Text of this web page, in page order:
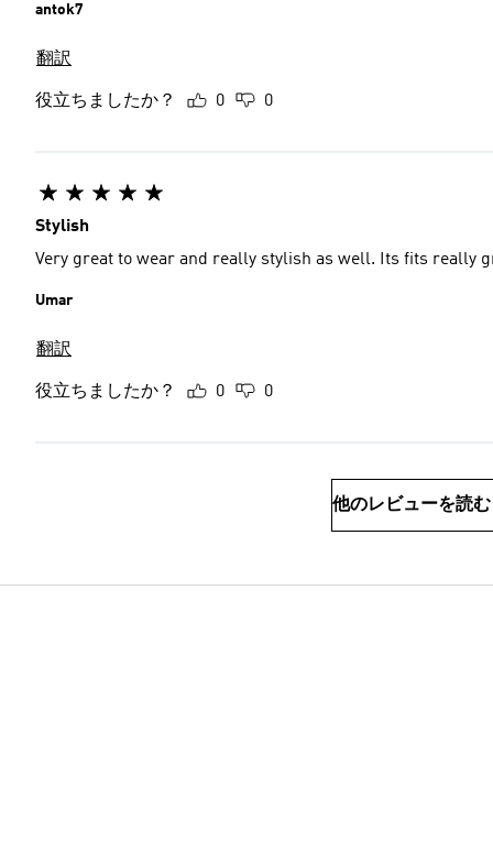
antok7
翻訳
役立ちましたか？ 0 0
Stylish
Very great to wear and really stylish as well. Its fits really
Umar
翻訳
役立ちましたか？ 0 0
他のレビューを読む